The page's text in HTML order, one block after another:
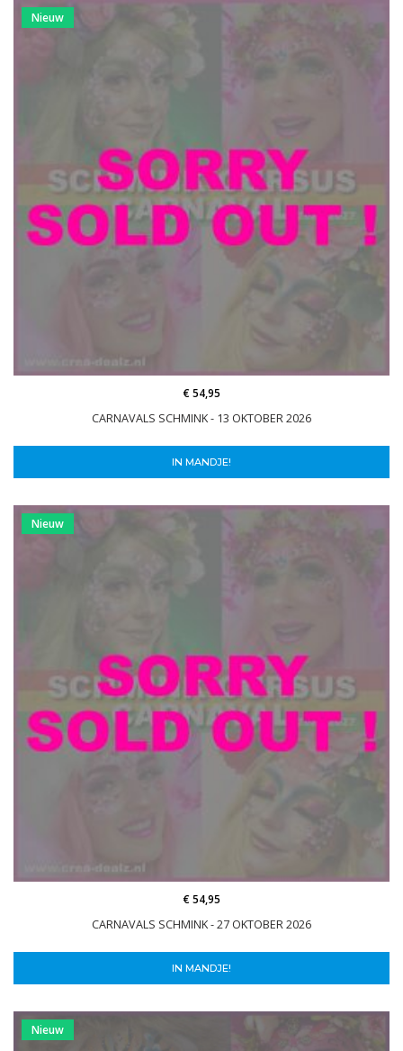
Nieuw
CARNAVALS SCHMINK - 13 OKTOBER 2026
€ 54,95
IN MANDJE!
Nieuw
CARNAVALS SCHMINK - 27 OKTOBER 2026
€ 54,95
IN MANDJE!
Nieuw